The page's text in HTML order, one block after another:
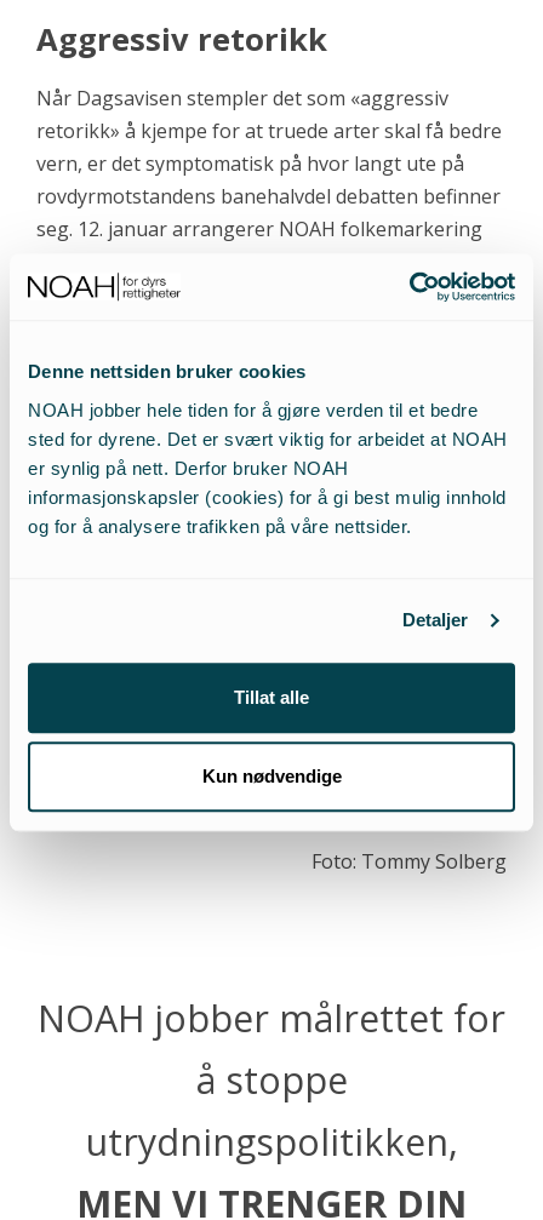
Denne nettsiden bruker cookies
NOAH jobber hele tiden for å gjøre verden til et bedre
sted for dyrene. Det er svært viktig for arbeidet at NOAH
er synlig på nett. Derfor bruker NOAH
informasjonskapsler (cookies) for å gi best mulig innhold
og for å analysere trafikken på våre nettsider.
Detaljer
Tillat alle
Kun nødvendige
Aggressiv retorikk
Når Dagsavisen stempler det som «aggressiv
retorikk» å kjempe for at truede arter skal få bedre
vern, er det symptomatisk på hvor langt ute på
rovdyrmotstandens banehalvdel debatten befinner
seg. 12. januar arrangerer NOAH folkemarkering
mange som mener det er på tide å ta ansvar for de
snart forstå det.
Kronikk av NOAHs leder Siri Martinsen, på trykk i
Dagsavisen 08.01.2019.
Foto: Tommy Solberg
NOAH jobber målrettet for
å stoppe
utrydningspolitikken,
MEN VI TRENGER DIN